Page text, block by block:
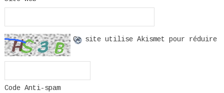
Code Anti-spam
Ce site utilise Akismet pour réduire